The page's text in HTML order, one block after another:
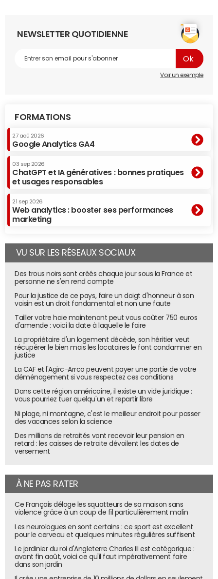
NEWSLETTER QUOTIDIENNE
Voir un exemple
FORMATIONS
27 aoû 2026
Google Analytics GA4
03 sep 2026
ChatGPT et IA génératives : bonnes pratiques
et usages responsables
21 sep 2026
Web analytics : booster ses performances
marketing
VU SUR LES RÉSEAUX SOCIAUX
Des trous noirs sont créés chaque jour sous la France et
personne ne s'en rend compte
Pour la justice de ce pays, faire un doigt d'honneur à son
voisin est un droit fondamental et non une faute
Tailler votre haie maintenant peut vous coûter 750 euros
d'amende : voici la date à laquelle le faire
La propriétaire d'un logement décède, son héritier veut
récupérer le bien mais les locataires le font condamner en
justice
La CAF et l'Agirc-Arrco peuvent payer une partie de votre
déménagement si vous respectez ces conditions
Dans cette région américaine, il existe un vide juridique :
vous pourriez tuer quelqu'un et repartir libre
Ni plage, ni montagne, c'est le meilleur endroit pour passer
des vacances selon la science
Des millions de retraités vont recevoir leur pension en
retard : les caisses de retraite dévoilent les dates de
versement
À NE PAS RATER
Ce Français déloge les squatteurs de sa maison sans
violence grâce à un coup de fil particulièrement malin
Les neurologues en sont certains : ce sport est excellent
pour le cerveau et quelques minutes régulières suffisent
Le jardinier du roi d'Angleterre Charles III est catégorique :
avant fin août, voici ce qu'il faut impérativement faire
dans son jardin